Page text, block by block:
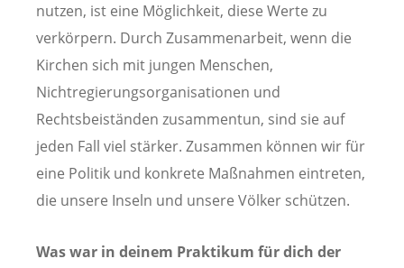
nutzen, ist eine Möglichkeit, diese Werte zu
verkörpern. Durch Zusammenarbeit, wenn die
Kirchen sich mit jungen Menschen,
Nichtregierungsorganisationen und
Rechtsbeiständen zusammentun, sind sie auf
jeden Fall viel stärker. Zusammen können wir für
eine Politik und konkrete Maßnahmen eintreten,
die unsere Inseln und unsere Völker schützen.
Was war in deinem Praktikum für dich der